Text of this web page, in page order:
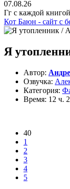
07.08.26
Гг с каждой
Кот Баюн - сайт с
Я
Автор:
Озвучка:
Категория:
Время: 12 ч.
40
1
2
3
4
5